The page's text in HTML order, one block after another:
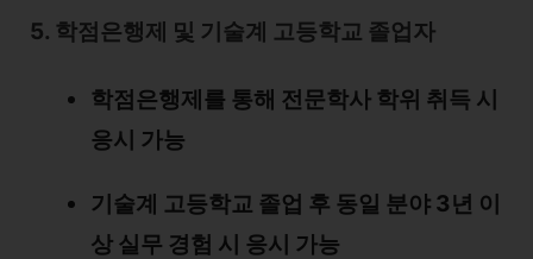
5. 학점은행제 및 기술계 고등학교 졸업자
학점은행제를 통해 전문학사 학위 취득 시
응시 가능
기술계 고등학교 졸업 후 동일 분야 3년 이
상 실무 경험 시 응시 가능